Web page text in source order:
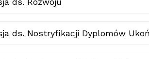
ds. Nostryfikacji Dyplomów